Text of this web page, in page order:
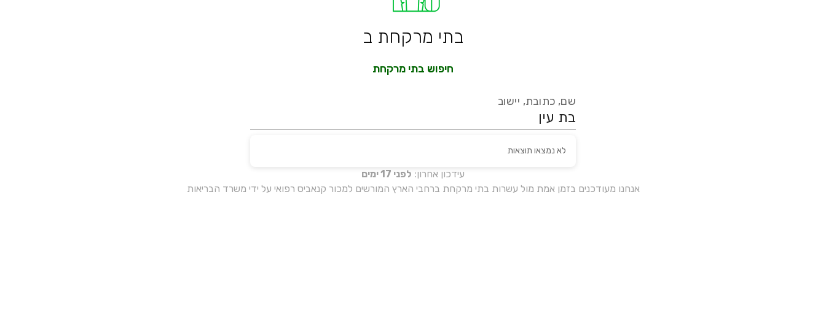
בתי מרקחת ב
חיפוש בתי מרקחת
שם, כתובת, יישוב
עידכון אחרון: לפני 17 ימים
אנחנו מעודכנים בזמן אמת מול עשרות בתי מרקחת ברחבי הארץ המורשים למכור קנאביס רפואי על ידי משרד הבריאות
לא נמצאו תוצאות